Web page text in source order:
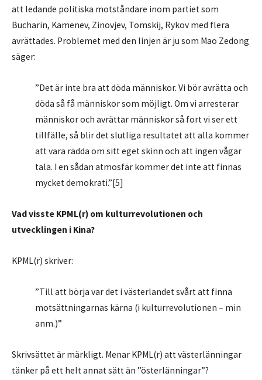
att ledande politiska motståndare inom partiet som
Bucharin, Kamenev, Zinovjev, Tomskij, Rykov med flera
avrättades. Problemet med den linjen är ju som Mao Zedong
säger:
”Det är inte bra att döda människor. Vi bör avrätta och
döda så få människor som möjligt. Om vi arresterar
människor och avrättar människor så fort vi ser ett
tillfälle, så blir det slutliga resultatet att alla kommer
att vara rädda om sitt eget skinn och att ingen vågar
tala. I en sådan atmosfär kommer det inte att finnas
mycket demokrati.”[5]
Vad visste KPML(r) om kulturrevolutionen och
utvecklingen i Kina?
KPML(r) skriver:
”Till att börja var det i västerlandet svårt att finna
motsättningarnas kärna (i kulturrevolutionen – min
anm.)”
Skrivsättet är märkligt. Menar KPML(r) att västerlänningar
tänker på ett helt annat sätt än ”österlänningar”?